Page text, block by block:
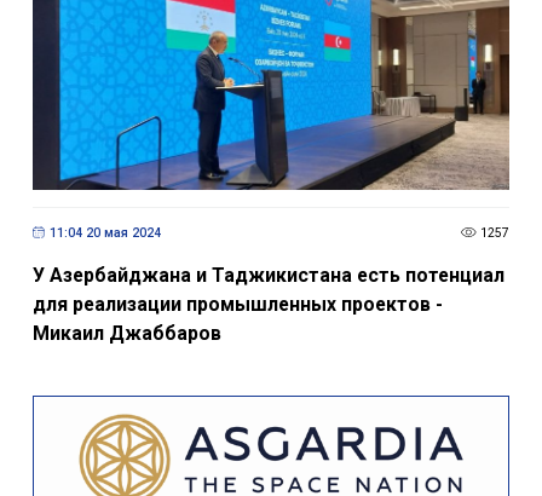
11:04 20 мая 2024 1257
У Азербайджана и Таджикистана есть потенциал
для реализации промышленных проектов -
Микаил Джаббаров